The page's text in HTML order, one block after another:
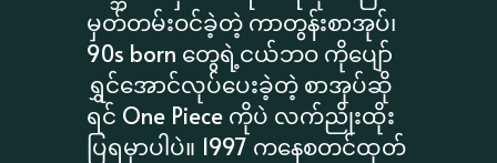
မှတ်တမ်းဝင်ခဲ့တဲ့ ကာတွန်းစာအုပ်၊
90s born တွေရဲ့ငယ်ဘဝ ကိုပျော်
ရွှင်အောင်လုပ်ပေးခဲ့တဲ့ စာအုပ်ဆို
ရင် One Piece ကိုပဲ လက်ညိုးထိုး
ပြရမှာပါပဲ။ 1997 ကနေစတင်ထုတ်